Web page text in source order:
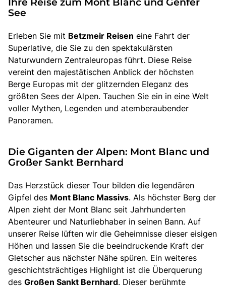
See
Erleben Sie mit Betzmeir Reisen eine Fahrt der
Superlative, die Sie zu den spektakulärsten
Naturwundern Zentraleuropas führt. Diese Reise
vereint den majestätischen Anblick der höchsten
Berge Europas mit der glitzernden Eleganz des
größten Sees der Alpen. Tauchen Sie ein in eine Welt
voller Mythen, Legenden und atemberaubender
Panoramen.
Die Giganten der Alpen: Mont Blanc und
Großer Sankt Bernhard
Das Herzstück dieser Tour bilden die legendären
Gipfel des Mont Blanc Massivs. Als höchster Berg der
Alpen zieht der Mont Blanc seit Jahrhunderten
Abenteurer und Naturliebhaber in seinen Bann. Auf
unserer Reise lüften wir die Geheimnisse dieser eisigen
Höhen und lassen Sie die beeindruckende Kraft der
Gletscher aus nächster Nähe spüren. Ein weiteres
geschichtsträchtiges Highlight ist die Überquerung
des Großen Sankt Bernhard. Dieser berühmte